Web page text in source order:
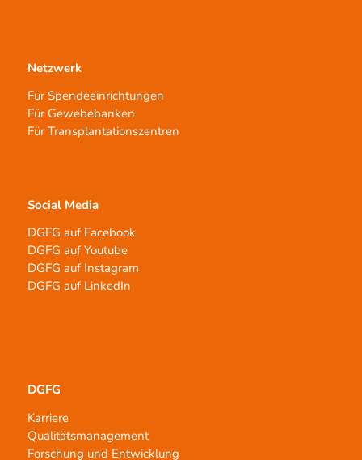
Netzwerk
Für Spendeeinrichtungen
Für Gewebebanken
Für Transplantationszentren
Social Media
DGFG auf Facebook
DGFG auf Youtube
DGFG auf Instagram
DGFG auf LinkedIn
DGFG
Karriere
Qualitätsmanagement
Forschung und Entwicklung